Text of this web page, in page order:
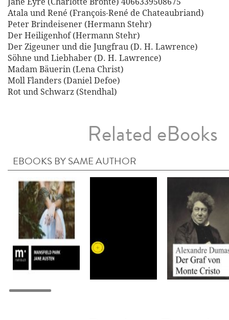
Atala und René (François-René de Chateaubriand)
Peter Brindeisener (Hermann Stehr)
Der Heiligenhof (Hermann Stehr)
Der Zigeuner und die Jungfrau (D. H. Lawrence)
Söhne und Liebhaber (D. H. Lawrence)
Madam Bäuerin (Lena Christ)
Moll Flanders (Daniel Defoe)
Rot und Schwarz (Stendhal)
Related eBooks
EBOOKS BY SAME AUTHOR